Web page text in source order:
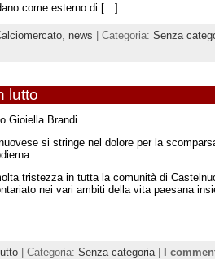
come esterno di […]
news | Categoria: Senza
lutto
Gioiella Brandi
si stringe nel dolore per la
tristezza in tutta la comunità di
nei vari ambiti della vita paesana
| Categoria: Senza categoria | I